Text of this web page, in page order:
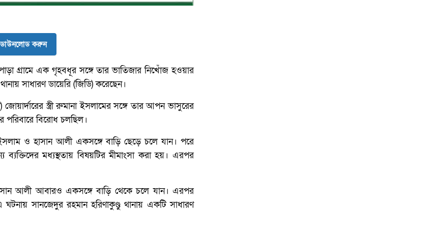
করুন
গ্রামে এক গৃহবধূর সঙ্গে তার ভাতিজার নিখোঁজ হওয়ার
সাধারণ ডায়েরি (জিডি) করেছেন।
স্ত্রী রুমানা ইসলামের সঙ্গে তার আপন ভাসুরের
পরিবারে বিরোধ চলছিল।
ও হাসান আলী একসঙ্গে বাড়ি ছেড়ে চলে যান। পরে
ব্যক্তিদের মধ্যস্থতায় বিষয়টির মীমাংসা করা হয়। এরপর
আলী আবারও একসঙ্গে বাড়ি থেকে চলে যান। এরপর
সানজেদুর রহমান হরিণাকুণ্ডু থানায় একটি সাধারণ